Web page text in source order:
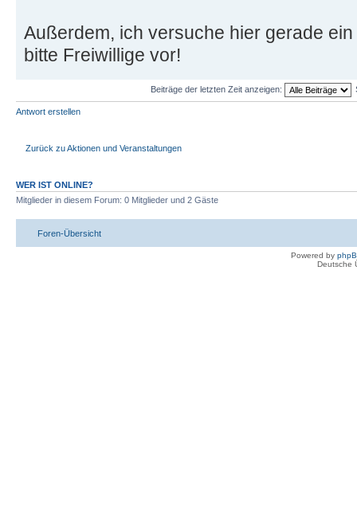
Außerdem, ich versuche hier gerade
bitte Freiwillige vor!
Beiträge der letzten Zeit anzeigen:
Antwort erstellen
Zurück zu Aktionen und Veranstaltungen
WER IST ONLINE?
Mitglieder in diesem Forum: 0 Mitglieder und 2 Gäste
Foren-Übersicht
Powered by
Deutsche